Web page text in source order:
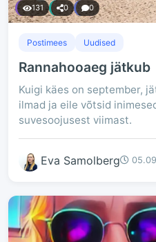
131 0 0
Postimees Uudised
Rannahooaeg jätkub
Kuigi käes on september,
ilmad ja eile võtsid
suvesoojusest viimast.
Eva Samolberg